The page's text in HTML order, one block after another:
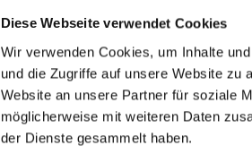
Diese Webseite verwendet Cookies
Wir verwenden Cookies, um Inhalte
und die Zugriffe auf unsere Website zu
Website an unsere Partner für soziale
möglicherweise mit weiteren Daten
der Dienste gesammelt haben.